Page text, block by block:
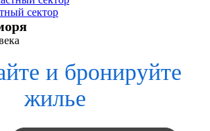
сектор
и бронируйте
жилье